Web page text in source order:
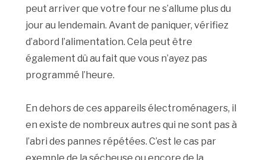
peut arriver que votre four ne s’allume plus du
jour au lendemain. Avant de paniquer, vérifiez
d’abord l’alimentation. Cela peut être
également dû au fait que vous n’ayez pas
programmé l’heure.
En dehors de ces appareils électroménagers, il
en existe de nombreux autres qui ne sont pas à
l’abri des pannes répétées. C’est le cas par